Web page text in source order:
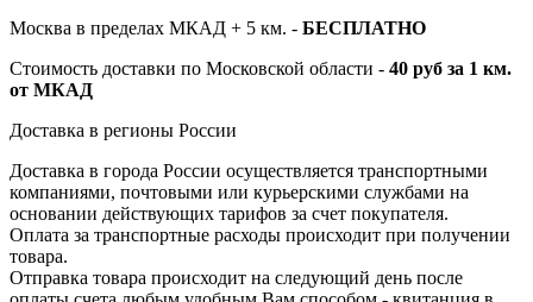
Москва в пределах МКАД + 5 км. - БЕСПЛАТНО
Стоимость доставки по Московской области - 40 руб за 1 км.
от МКАД
Доставка в регионы России
Доставка в города России осуществляется транспортными
компаниями, почтовыми или курьерскими службами на
основании действующих тарифов за счет покупателя.
Оплата за транспортные расходы происходит при получении
товара.
Отправка товара происходит на следующий день после